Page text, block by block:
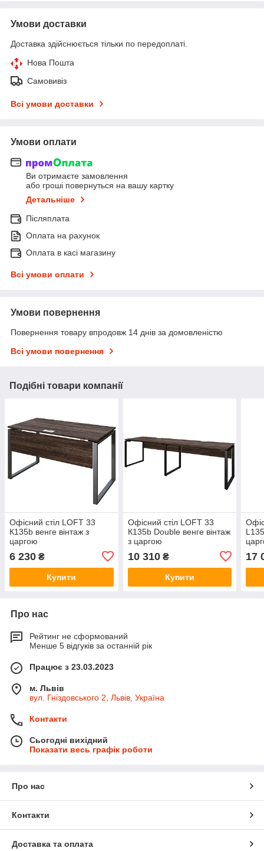
Умови доставки
Доставка здійснюється тільки по передоплаті.
Нова Пошта
Самовивіз
Всі умови доставки
Умови оплати
Ви отримаєте замовлення
або гроші повернуться на вашу картку
Детальніше
Післяплата
Оплата на рахунок
Оплата в касі магазину
Всі умови оплати
Умови повернення
Повернення товару впродовж 14 днів за домовленістю
Всі умови повернення
Подібні товари компанії
Офісний стіл LOFT 33
К135b венге вінтаж з
царгою
6 230 ₴
Купити
Офісний стіл LOFT 33
К135b Double венге вінтаж
з царгою
10 310₴
Купити
17
Про нас
Рейтинг не сформований
Менше 5 відгуків за останній рік
Працює з 23.03.2023
м. Львів
вул. Гніздовського 2, Львів, Україна
Контакти
Сьогодні вихідний
Показати весь графік роботи
Про нас
Контакти
Доставка та оплата